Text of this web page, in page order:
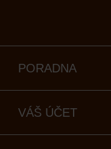
PORADNA
VÁŠ ÚČET